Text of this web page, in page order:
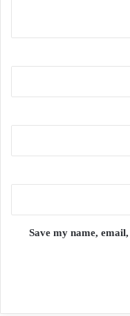
Save my name,